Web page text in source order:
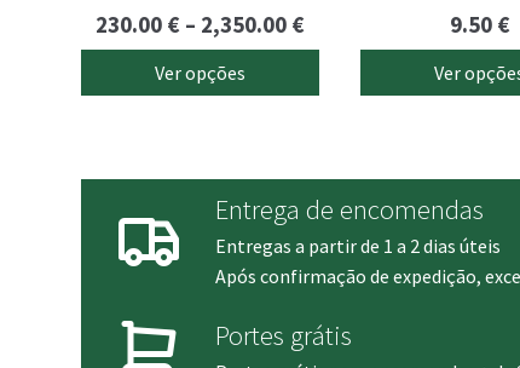
230.00 € – 2,350.00 €
range:
230.00 €
Ver opções
page
9.50 €
Ver
Entrega de encomendas
Entregas a partir de 1 a 2 dias úteis
Após confirmação de expedição,
Portes grátis